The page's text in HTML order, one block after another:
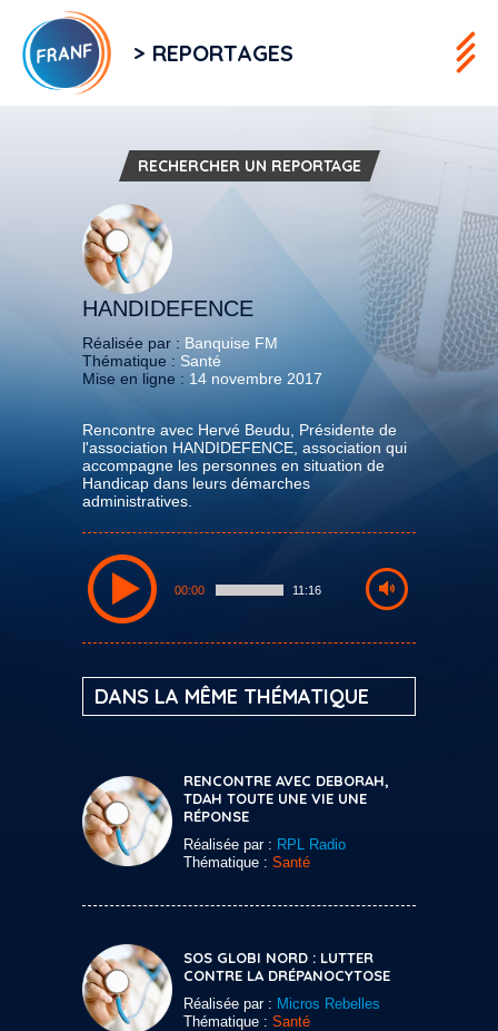
> REPORTAGES
RECHERCHER UN REPORTAGE
HANDIDEFENCE
Réalisée par : Banquise FM
Thématique : Santé
Mise en ligne : 14 novembre 2017
Rencontre avec Hervé Beudu, Présidente de
l'association HANDIDEFENCE, association qui
accompagne les personnes en situation de
Handicap dans leurs démarches
administratives.
00:00 11:16
DANS LA MÊME THÉMATIQUE
RENCONTRE AVEC DEBORAH,
TDAH TOUTE UNE VIE UNE
RÉPONSE
Réalisée par : RPL Radio
Thématique : Santé
SOS GLOBI NORD : LUTTER
CONTRE LA DRÉPANOCYTOSE
Réalisée par : Micros Rebelles
Thématique : Santé